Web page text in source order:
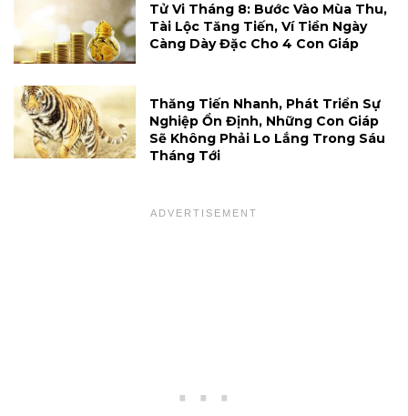
Tử Vi Tháng 8: Bước Vào Mùa Thu,
Tài Lộc Tăng Tiến, Ví Tiền Ngày
Càng Dày Đặc Cho 4 Con Giáp
Thăng Tiến Nhanh, Phát Triển Sự
Nghiệp Ổn Định, Những Con Giáp
Sẽ Không Phải Lo Lắng Trong Sáu
Tháng Tới